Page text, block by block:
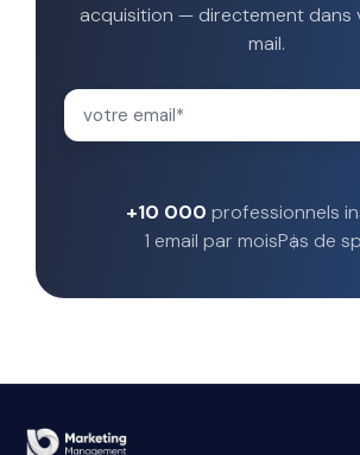
acquisition — directement dans
mail.
+10 000 professionnels
1 email par moisPas de